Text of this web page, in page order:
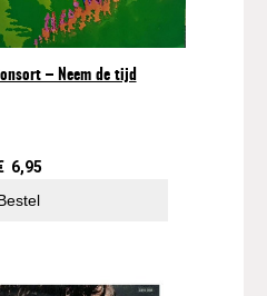
t
g
e
n
– Neem de tijd
6,95